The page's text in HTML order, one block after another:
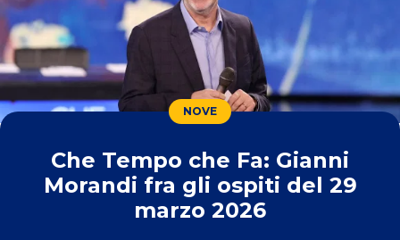
NOVE
Che Tempo che Fa: Gianni
Morandi fra gli ospiti del 29
marzo 2026